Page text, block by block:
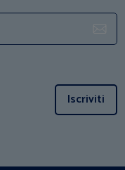
Iscriviti